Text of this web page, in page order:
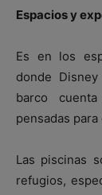
Espacios y
Es en los
donde
barco
pensadas
Las piscinas
refugios,